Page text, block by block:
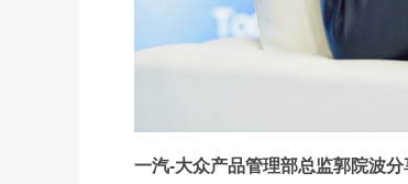
一汽-大众产品管理部总监郭院波